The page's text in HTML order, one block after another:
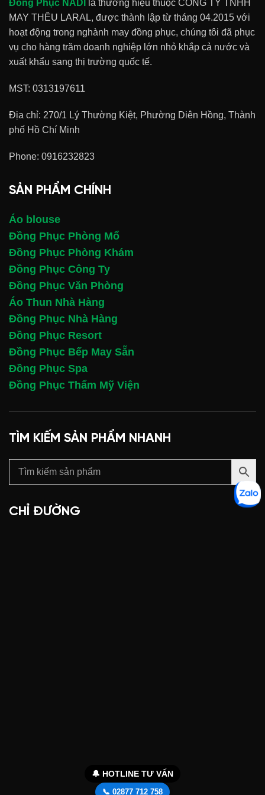
Đồng Phục NADI
là thương hiệu thuộc CÔNG TY TNHH
MAY THÊU LARAL, được thành lập từ tháng 04.2015 với
hoạt động trong nghành may đồng phục, chúng tôi đã phục
vụ cho hàng trăm doanh nghiệp lớn nhỏ khắp cả nước và
xuất khẩu sang thị trường quốc tế.
MST: 0313197611
Địa chỉ: 270/1 Lý Thường Kiệt, Phường Diên Hồng, Thành
phố Hồ Chí Minh
Phone: 0916232823
SẢN PHẨM CHÍNH
Áo blouse
Đồng Phục Phòng Mổ
Đồng Phục Phòng Khám
Đồng Phục Công Ty
Đồng Phục Văn Phòng
Áo Thun Nhà Hàng
Đồng Phục Nhà Hàng
Đồng Phục Resort
Đồng Phục Bếp May Sẵn
Đồng Phục Spa
Đồng Phục Thẩm Mỹ Viện
TÌM KIẾM SẢN PHẨM NHANH
CHỈ ĐƯỜNG
🔔 HOTLINE TƯ VẤN
📞 02877 712 758